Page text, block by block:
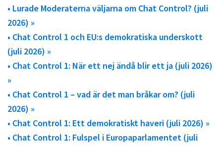
• Lurade Moderaterna väljarna om Chat Control? (juli
2026) »
• Chat Control 1 och EU:s demokratiska underskott
(juli 2026) »
• Chat Control 1: När ett nej ändå blir ett ja (juli 2026)
»
• Chat Control 1 – vad är det man bråkar om? (juli
2026) »
• Chat Control 1: Ett demokratiskt haveri (juli 2026) »
• Chat Control 1: Fulspel i Europaparlamentet (juli